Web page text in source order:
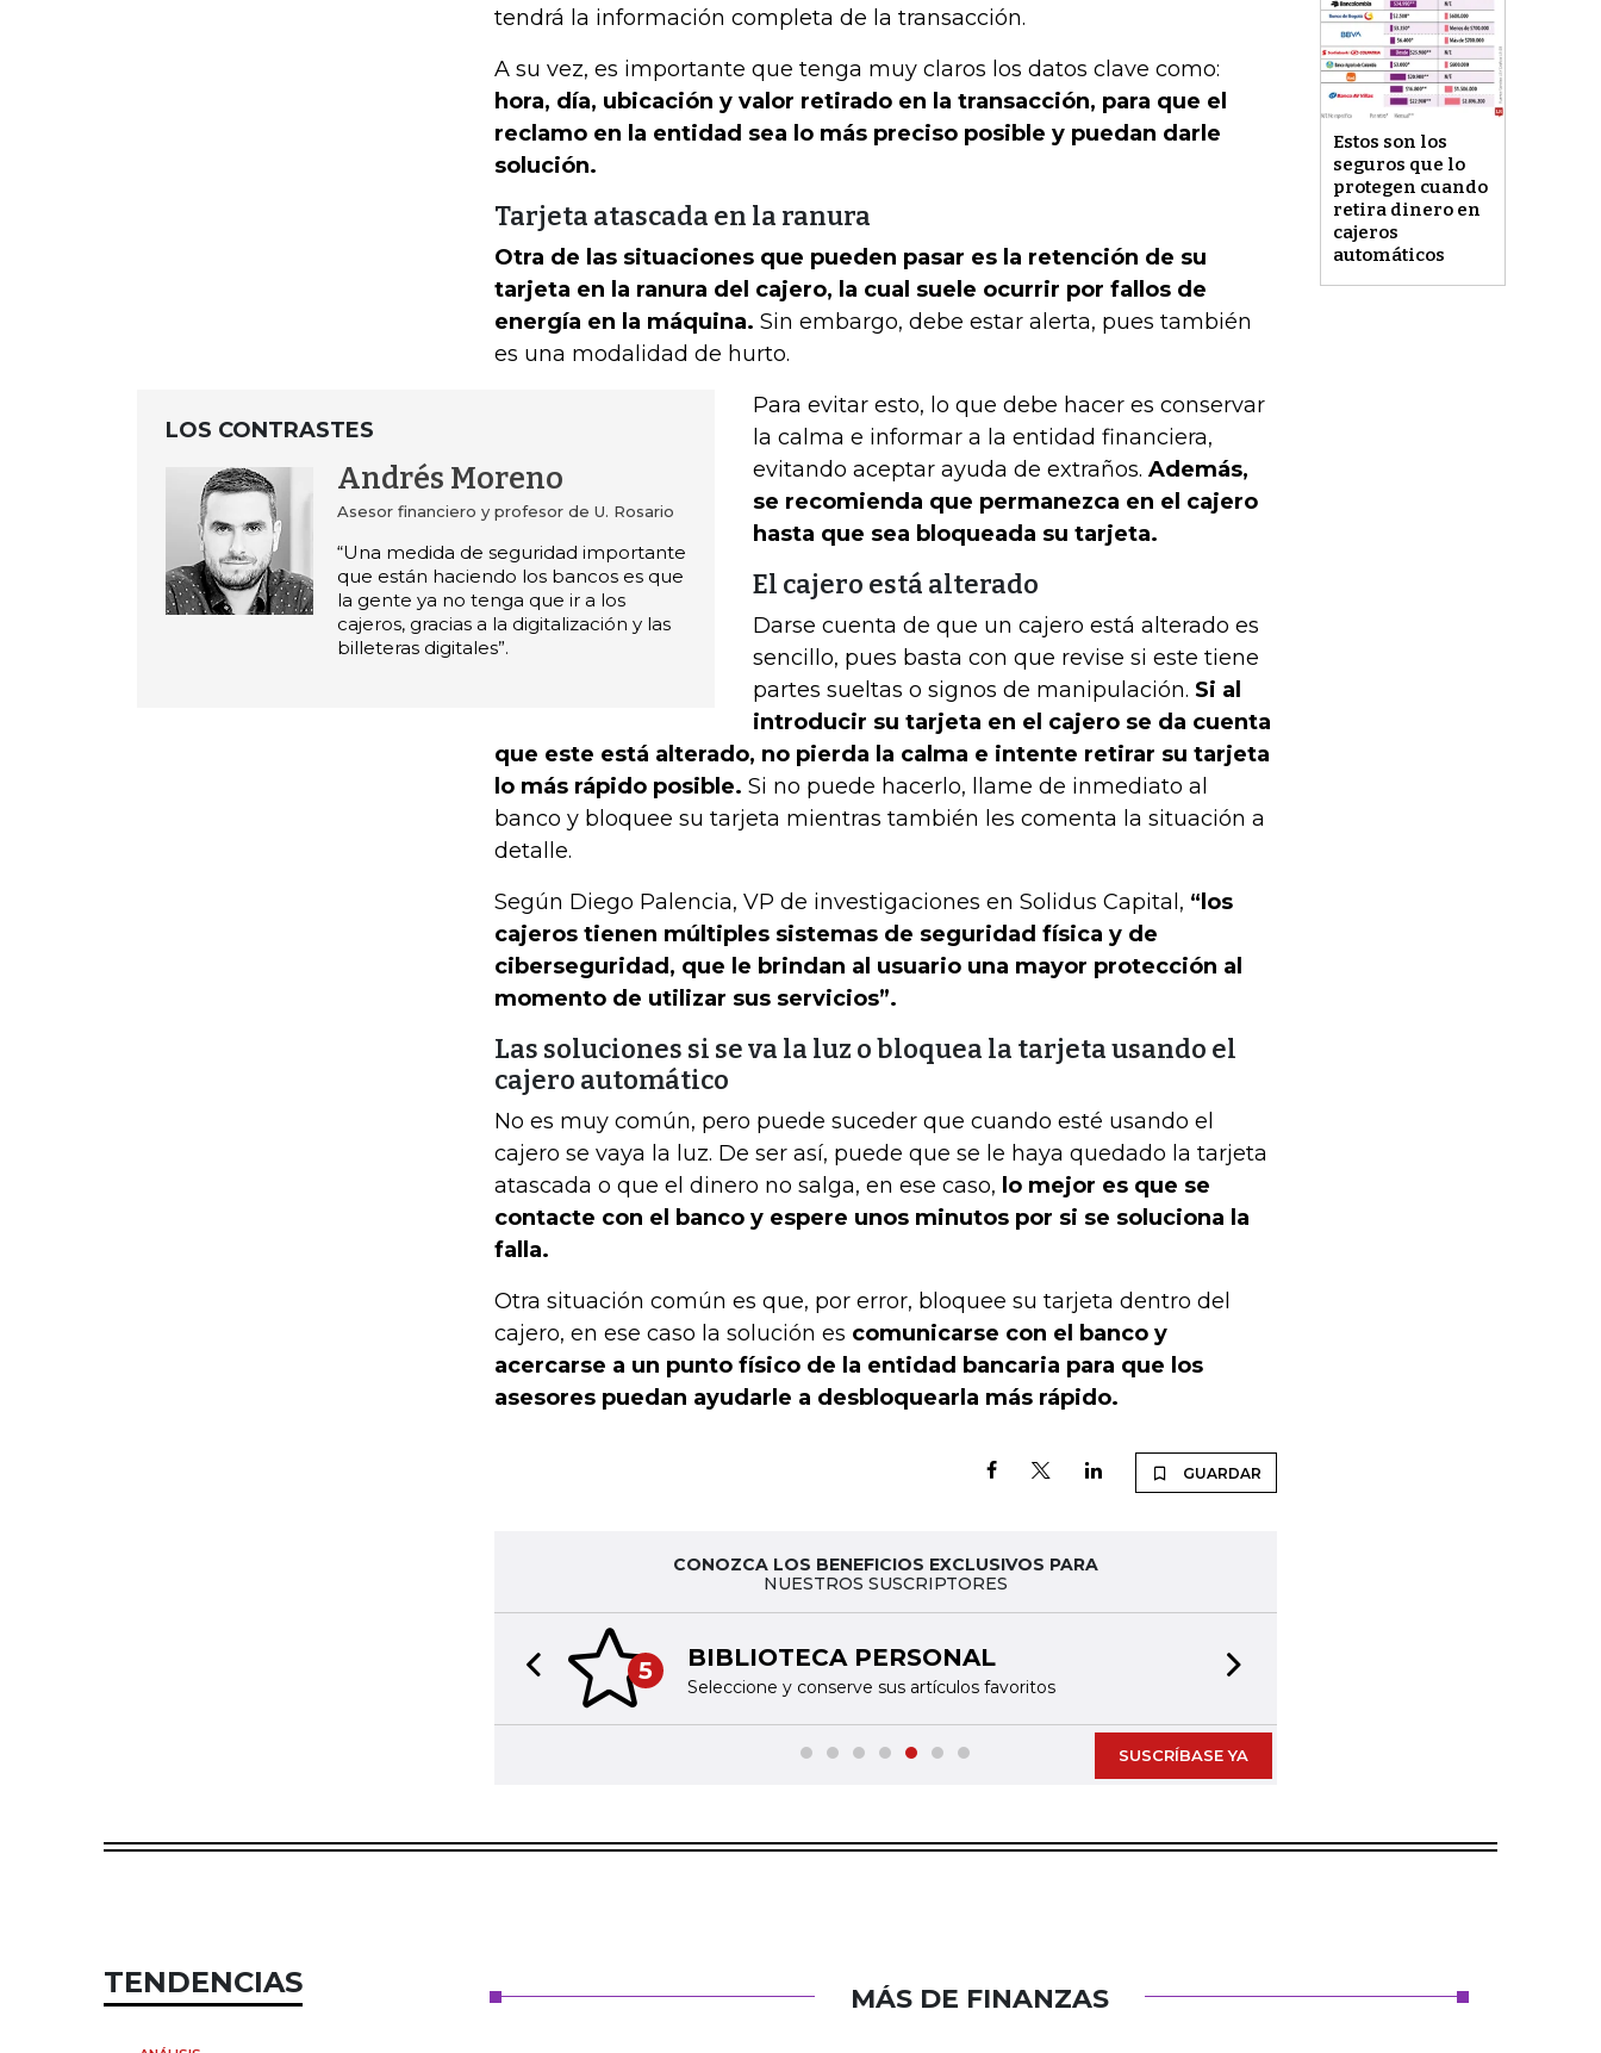
Estos son los
seguros que lo
protegen cuando
retira dinero en
cajeros
automáticos
tendrá la información completa de la transacción.
A su vez, es importante que tenga muy claros los datos clave como:
hora, día, ubicación y valor retirado en la transacción, para que el
reclamo en la entidad sea lo más preciso posible y puedan darle
solución.
Tarjeta atascada en la ranura
Otra de las situaciones que pueden pasar es la retención de su
tarjeta en la ranura del cajero, la cual suele ocurrir por fallos de
energía en la máquina. Sin embargo, debe estar alerta, pues también
es una modalidad de hurto.
LOS CONTRASTES
Andrés Moreno
Asesor financiero y profesor de U. Rosario
“Una medida de seguridad importante
que están haciendo los bancos es que
la gente ya no tenga que ir a los
cajeros, gracias a la digitalización y las
billeteras digitales”.
Para evitar esto, lo que debe hacer es conservar
la calma e informar a la entidad financiera,
evitando aceptar ayuda de extraños. Además,
se recomienda que permanezca en el cajero
hasta que sea bloqueada su tarjeta.
El cajero está alterado
Darse cuenta de que un cajero está alterado es
sencillo, pues basta con que revise si este tiene
partes sueltas o signos de manipulación. Si al
introducir su tarjeta en el cajero se da cuenta
que este está alterado, no pierda la calma e intente retirar su tarjeta
lo más rápido posible. Si no puede hacerlo, llame de inmediato al
banco y bloquee su tarjeta mientras también les comenta la situación a
detalle.
Según Diego Palencia, VP de investigaciones en Solidus Capital, “los
cajeros tienen múltiples sistemas de seguridad física y de
ciberseguridad, que le brindan al usuario una mayor protección al
momento de utilizar sus servicios”.
Las soluciones si se va la luz o bloquea la tarjeta usando el
cajero automático
No es muy común, pero puede suceder que cuando esté usando el
cajero se vaya la luz. De ser así, puede que se le haya quedado la tarjeta
atascada o que el dinero no salga, en ese caso, lo mejor es que se
contacte con el banco y espere unos minutos por si se soluciona la
falla.
Otra situación común es que, por error, bloquee su tarjeta dentro del
cajero, en ese caso la solución es comunicarse con el banco y
acercarse a un punto físico de la entidad bancaria para que los
asesores puedan ayudarle a desbloquearla más rápido.
GUARDAR
CONOZCA LOS BENEFICIOS EXCLUSIVOS PARA
NUESTROS SUSCRIPTORES
5 BIBLIOTECA PERSONAL
Seleccione y conserve sus artículos favoritos
Previous slide
SUSCRÍBASE YA
TENDENCIAS MÁS DE FINANZAS